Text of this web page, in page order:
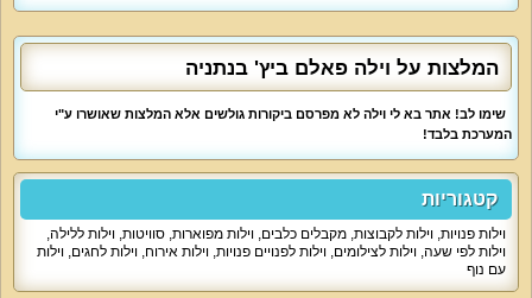
מיוחד לדתיים:
פלטת שבת ומייחם למטבח, יש בית כנסת קרוב בשכונה.
למי זה מתאים?
אירוח משפחות, זוגות, קבוצות חברים, קהל דתי מסורתי, מתאים לאירוח עם ילדים,
חברה, אירועים משפחתיים קטנים, אירועים עסקיים.
המלצות על וילה פאלם ביץ' בנתניה
שימו לב! אתר בא לי וילה לא מפרסם ביקורות גולשים אלא המלצות שאושרו ע"י
המערכת בלבד!
קטגוריות
וילות פנויות, וילות לקבוצות, מקבלים כלבים, וילות מפוארות, סוויטות, וילות ללילה,
וילות לפי שעה, וילות לצילומים, וילות לפנויים פנויות, וילות אירוח, וילות לחגים, וילות
עם נוף